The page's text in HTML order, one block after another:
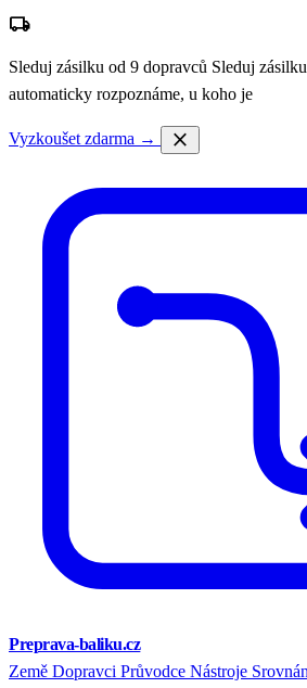
local_shipping
Sleduj zásilku od 9 dopravců Sleduj
automaticky rozpoznáme, u koho je
Vyzkoušet zdarma → close
Preprava-baliku.cz
Země Dopravci Průvodce Nástroje